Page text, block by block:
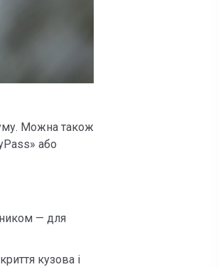
Можна також
або
— для
кузова і